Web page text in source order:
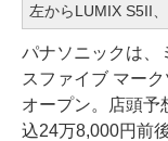
左からLUMIX S5II
パナソニックは、
スファイブ マー
オープン。店頭予
込24万8,000円前